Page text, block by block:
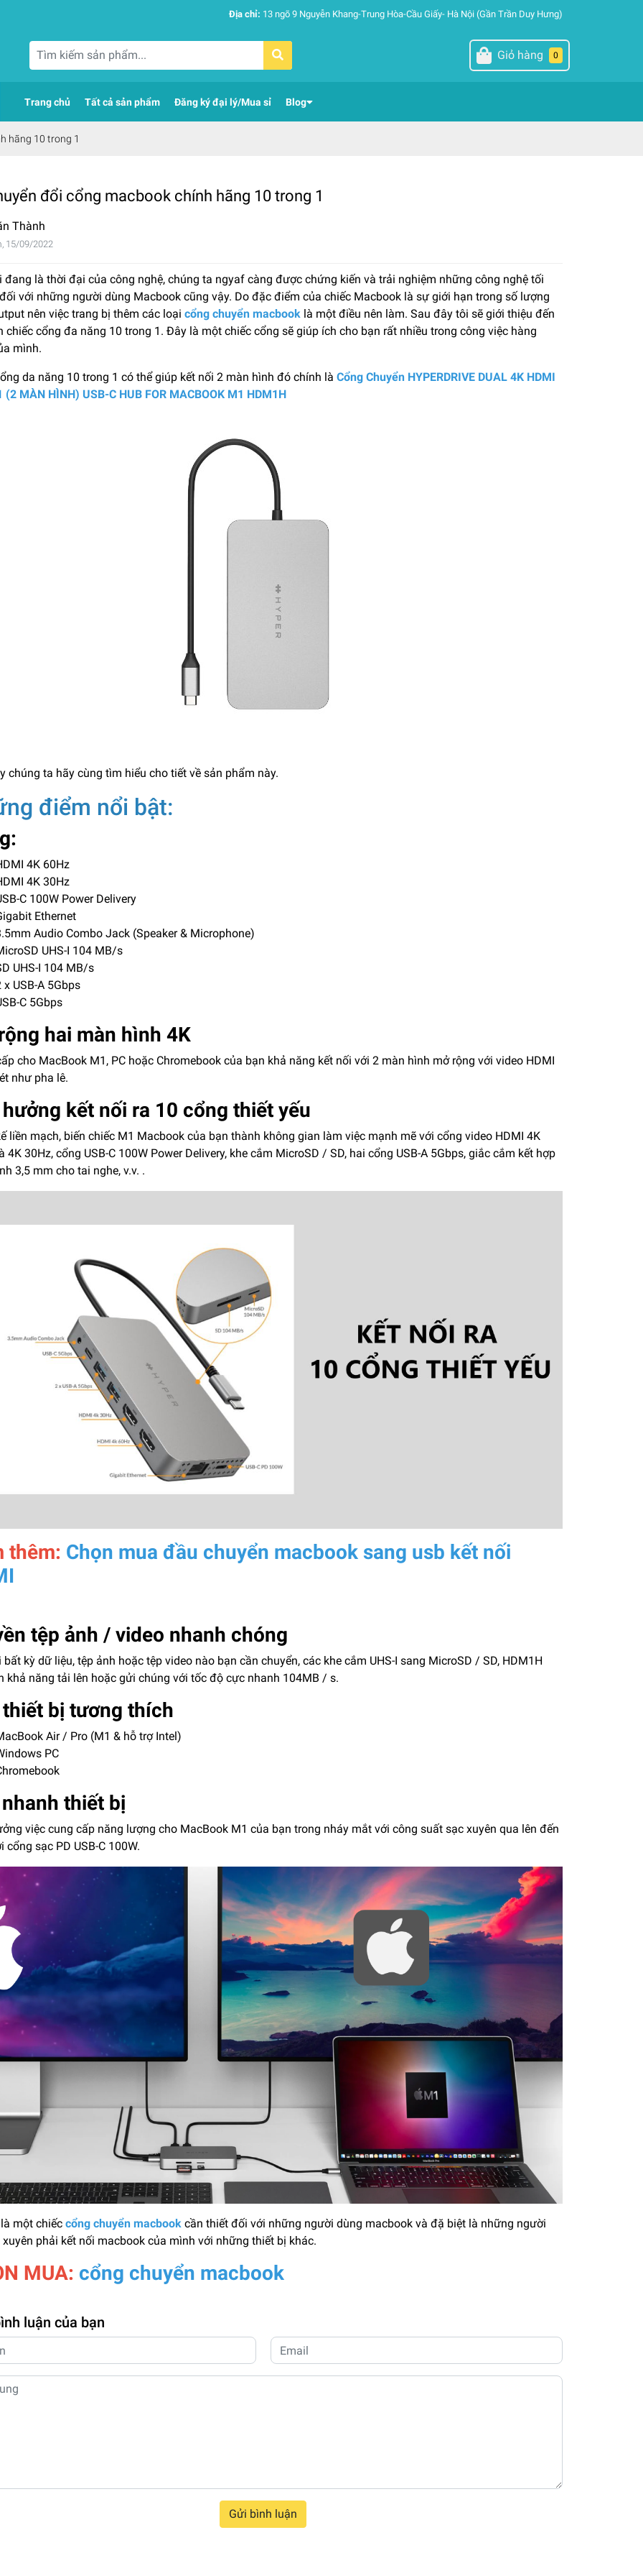
Địa chỉ: 13 ngõ 9 Nguyễn Khang-Trung Hòa-Cầu Giấy- Hà Nội (Gần Trần Duy Hưng)
Giỏ hàng 0
Trang chủ Tất cả sản phẩm Đăng ký đại lý/Mua sỉ Blog
hãng 10 trong 1
đổi cổng macbook chính hãng 10 trong 1
Thành
15/09/2022
đang là thời đại của công nghệ, chúng ta ngyaf càng được chứng kiến và trải nghiệm những công nghệ tối
với những người dùng Macbook cũng vậy. Do đặc điểm của chiếc Macbook là sự giới hạn trong số lượng
nên việc trang bị thêm các loại cổng chuyển macbook là một điều nên làm. Sau đây tôi sẽ giới thiệu đến
chiếc cổng đa năng 10 trong 1. Đây là một chiếc cổng sẽ giúp ích cho bạn rất nhiều trong công việc hàng
mình.
da năng 10 trong 1 có thể giúp kết nối 2 màn hình đó chính là Cổng Chuyển HYPERDRIVE DUAL 4K HDMI
(2 MÀN HÌNH) USB-C HUB FOR MACBOOK M1 HDM1H
chúng ta hãy cùng tìm hiểu cho tiết về sản phẩm này.
điểm nổi bật:
4K 60Hz
4K 30Hz
C 100W Power Delivery
Ethernet
Audio Combo Jack (Speaker & Microphone)
UHS-I 104 MB/s
UHS-I 104 MB/s
x USB-A 5Gbps
C 5Gbps
hai màn hình 4K
cho MacBook M1, PC hoặc Chromebook của bạn khả năng kết nối với 2 màn hình mở rộng với video HDMI
như pha lê.
kết nối ra 10 cổng thiết yếu
liền mạch, biến chiếc M1 Macbook của bạn thành không gian làm việc mạnh mẽ với cổng video HDMI 4K
4K 30Hz, cổng USB-C 100W Power Delivery, khe cắm MicroSD / SD, hai cổng USB-A 5Gbps, giắc cắm kết hợp
3,5 mm cho tai nghe, v.v. .
thêm: Chọn mua đầu chuyển macbook sang usb kết nối
tệp ảnh / video nhanh chóng
kỳ dữ liệu, tệp ảnh hoặc tệp video nào bạn cần chuyển, các khe cắm UHS-I sang MicroSD / SD, HDM1H
khả năng tải lên hoặc gửi chúng với tốc độ cực nhanh 104MB / s.
thiết bị tương thích
Air / Pro (M1 & hỗ trợ Intel)
PC
thiết bị
việc cung cấp năng lượng cho MacBook M1 của bạn trong nháy mắt với công suất sạc xuyên qua lên đến
cổng sạc PD USB-C 100W.
một chiếc cổng chuyển macbook cần thiết đối với những người dùng macbook và đặ biệt là những người
phải kết nối macbook của mình với những thiết bị khác.
MUA: cổng chuyển macbook
luận của bạn
Gửi bình luận